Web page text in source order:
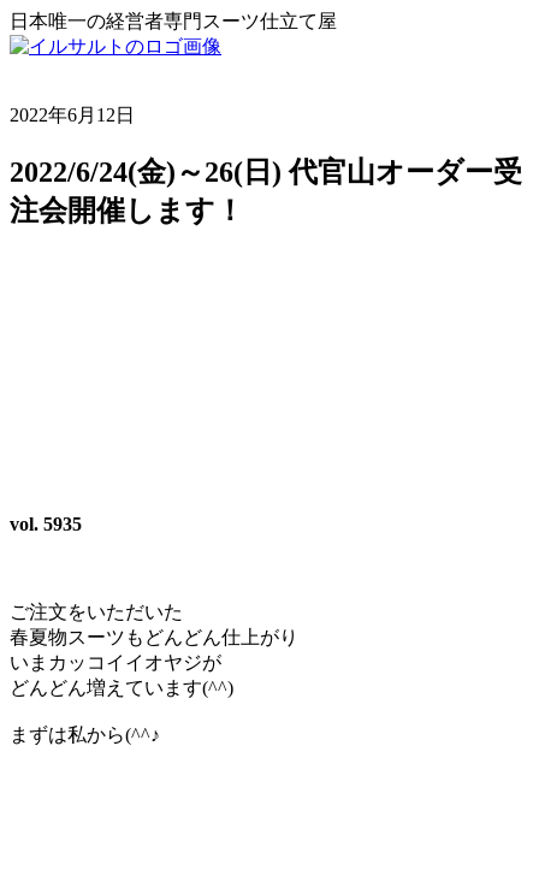
日本唯一の経営者専門スーツ仕立て屋
2022年6月12日
2022/6/24(金)～26(日) 代官山オーダー受
注会開催します！
vol. 5935
ご注文をいただいた
春夏物スーツもどんどん仕上がり
いまカッコイイオヤジが
どんどん増えています(^^)
まずは私から(^^♪